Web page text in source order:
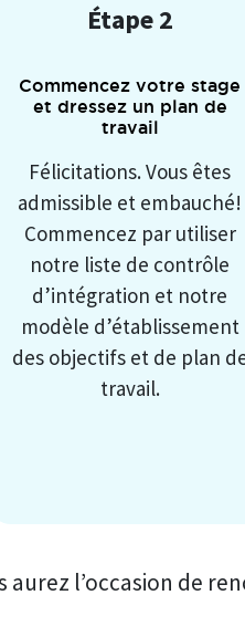
Étape 2
Commencez votre stage
et dressez un plan de
travail
Félicitations. Vous êtes
admissible et embauché!
Commencez par utiliser
notre liste de contrôle
d’intégration et notre
modèle d’établissement
des objectifs et de plan
travail.
l’occasion de